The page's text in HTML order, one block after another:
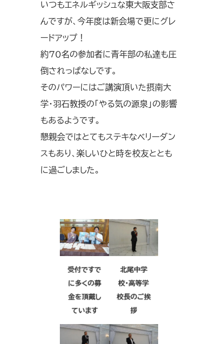
いつもエネルギッシュな東大阪支部さ
んですが、今年度は新会場で更にグレ
ードアップ！
約70名の参加者に青年部の私達も圧
倒されっぱなしです。
そのパワーにはご講演頂いた摂南大
学・羽石教授の「やる気の源泉」の影響
もあるようです。
懇親会ではとてもステキなベリーダン
スもあり、楽しいひと時を校友ととも
に過ごしました。
受付ですで
に多くの募
金を頂戴し
ています
北尾中学
校・高等学
校長のご挨
拶